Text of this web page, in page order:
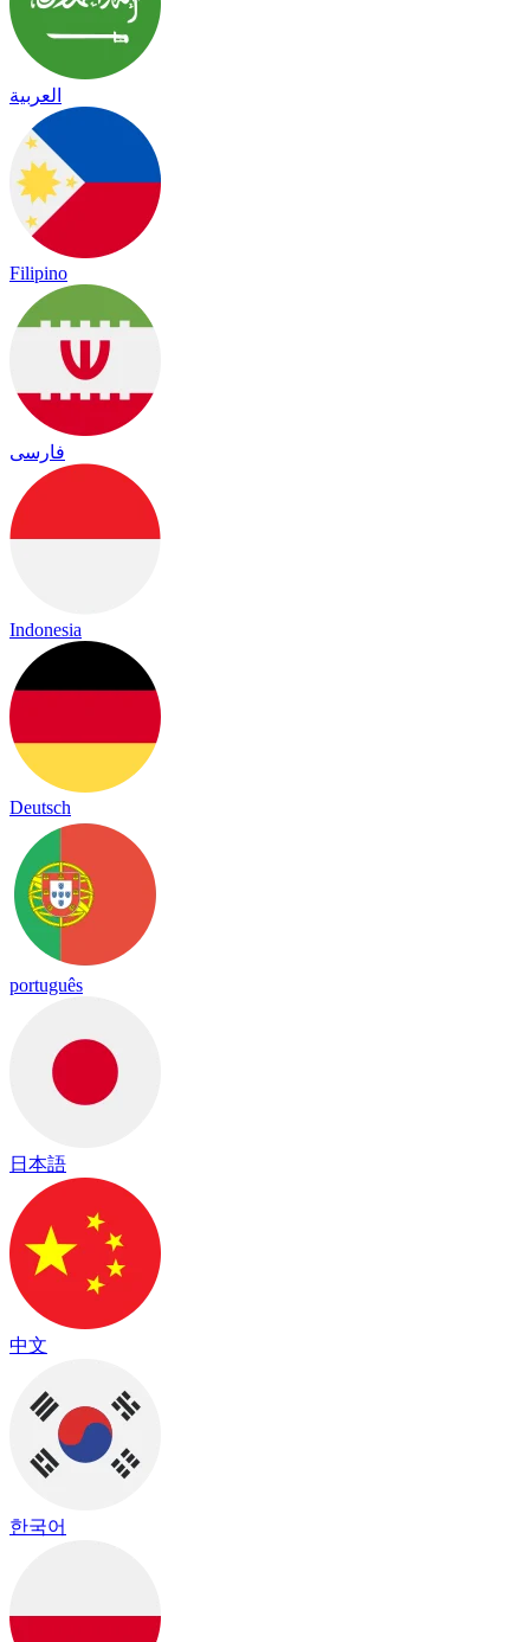
العربية
Filipino
فارسی
Indonesia
Deutsch
português
日本語
中文
한국어